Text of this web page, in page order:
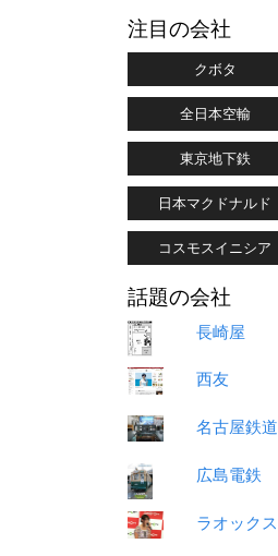
注目の会社
クボタ
全日本空輸
東京地下鉄
日本マクドナルド
コスモスイニシア
話題の会社
長崎屋
西友
名古屋鉄道
広島電鉄
ラオックス